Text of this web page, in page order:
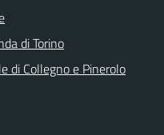
di Torino
di Collegno e Pinerolo